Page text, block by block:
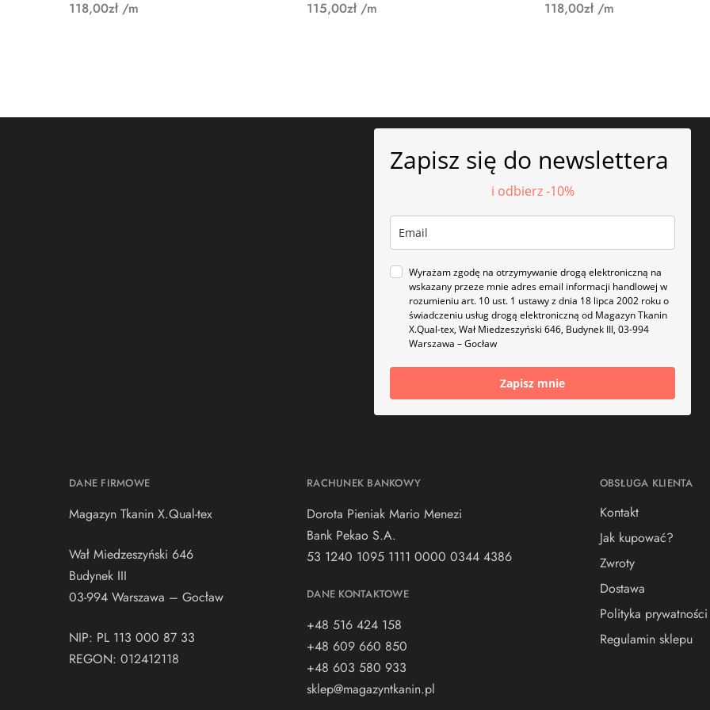
118,00zł/m
115,00zł/m
118,00zł/m
Zapisz się do newslettera
i odbierz -10%
Wyrażam zgodę na otrzymywanie drogą elektroniczną na
wskazany przeze mnie adres email informacji handlowej w
rozumieniu art. 10 ust. 1 ustawy z dnia 18 lipca 2002 roku o
świadczeniu usług drogą elektroniczną od Magazyn Tkanin
X.Qual-tex, Wał Miedzeszyński 646, Budynek III, 03-994
Warszawa – Gocław
Zapisz mnie
DANE FIRMOWE
Magazyn Tkanin X.Qual-tex
Wał Miedzeszyński 646
Budynek III
03-994 Warszawa – Gocław
NIP: PL 113 000 87 33
REGON: 012412118
RACHUNEK BANKOWY
Dorota Pieniak Mario Menezi
Bank Pekao S.A.
53 1240 1095 1111 0000 0344 4386
DANE KONTAKTOWE
+48 516 424 158
+48 609 660 850
+48 603 580 933
sklep@magazyntkanin.pl
OBSŁUGA KLIENTA
Kontakt
Jak kupować?
Zwroty
Dostawa
Polityka prywatności
Regulamin sklepu